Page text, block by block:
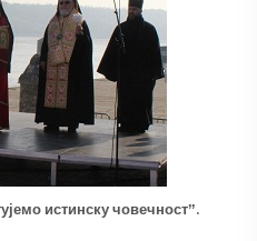
истинску човечностˮ.